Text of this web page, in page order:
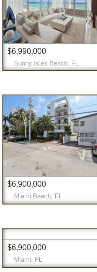
$6,990,000
Sunny Isles Beach, FL
$6,900,000
Miami Beach, FL
$6,900,000
Miami, FL